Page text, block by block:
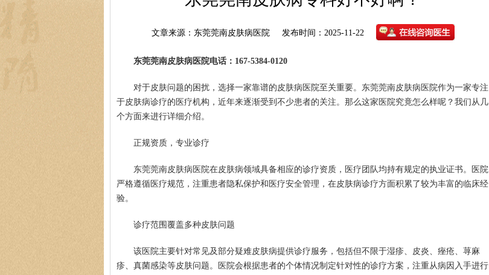
文章来源：东莞莞南皮肤病医院 发布时间：2025-11-22
东莞莞南皮肤病医院电话：167-5384-0120
对于皮肤问题的困扰，选择一家靠谱的皮肤病医院至关重要。东莞莞南皮肤病医院作为一家专注
于皮肤病诊疗的医疗机构，近年来逐渐受到不少患者的关注。那么这家医院究竟怎么样呢？我们从几
个方面来进行详细介绍。
正规资质，专业诊疗
东莞莞南皮肤病医院在皮肤病领域具备相应的诊疗资质，医疗团队均持有规定的执业证书。医院
严格遵循医疗规范，注重患者隐私保护和医疗安全管理，在皮肤病诊疗方面积累了较为丰富的临床经
验。
诊疗范围覆盖多种皮肤问题
该医院主要针对常见及部分疑难皮肤病提供诊疗服务，包括但不限于湿疹、皮炎、痤疮、荨麻
疹、真菌感染等皮肤问题。医院会根据患者的个体情况制定针对性的诊疗方案，注重从病因入手进行